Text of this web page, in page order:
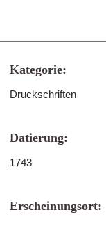
Kategorie:
Druckschriften
Datierung:
1743
Erscheinungsort: